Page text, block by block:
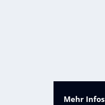
Mehr Infos